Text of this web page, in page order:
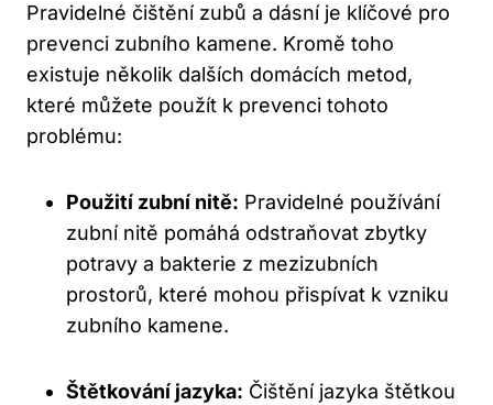
Pravidelné čištění zubů a dásní je klíčové pro
prevenci zubního kamene. Kromě toho
existuje několik dalších domácích metod,
které můžete použít k prevenci tohoto
problému:
Použití zubní nitě: Pravidelné používání
zubní nitě pomáhá odstraňovat zbytky
potravy a bakterie z mezizubních
prostorů, které mohou přispívat k vzniku
zubního kamene.
Štětkování jazyka: Čištění jazyka štětkou